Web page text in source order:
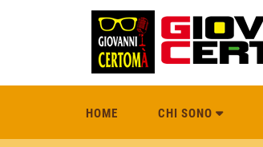
HOME CHI SONO